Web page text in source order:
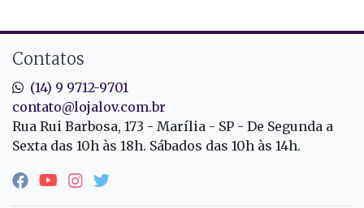
Contatos
(14) 9 9712-9701
contato@lojalov.com.br
Rua Rui Barbosa, 173 - Marília - SP - De Segunda a
Sexta das 10h às 18h. Sábados das 10h às 14h.